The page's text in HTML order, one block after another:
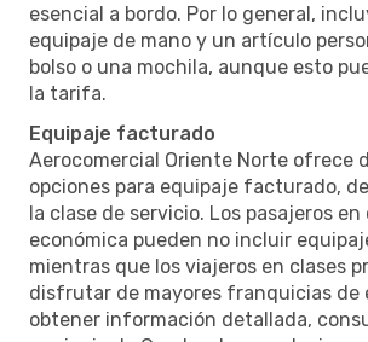
esencial a bordo. Por lo general,
equipaje de mano y un artículo
bolso o una mochila, aunque esto
la tarifa.
Equipaje facturado
Aerocomercial Oriente Norte ofrece
opciones para equipaje facturado,
la clase de servicio. Los pasajeros en
económica pueden no incluir
mientras que los viajeros en clases
disfrutar de mayores franquicias de
obtener información detallada,